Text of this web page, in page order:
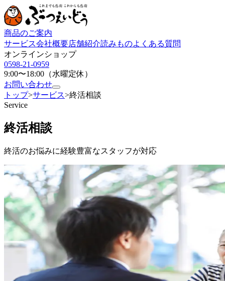
商品のご案内
サービス会社概要店舗紹介読みものよくある質問
オンラインショップ
0598-21-0959
9:00〜18:00（水曜定休）
お問い合わせ
トップ>サービス>終活相談
Service
終活相談
終活のお悩みに経験豊富なスタッフが対応